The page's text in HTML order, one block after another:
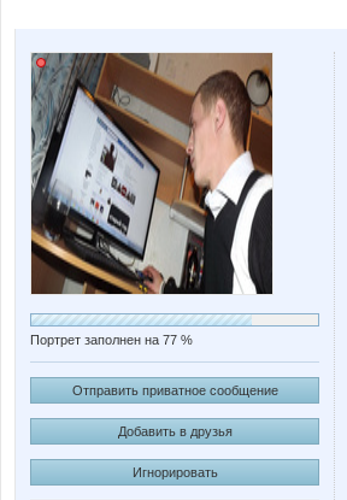
Портрет заполнен на 77 %
Отправить приватное сообщение
Добавить в друзья
Игнорировать